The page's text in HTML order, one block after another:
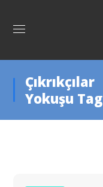
Çıkrıkçılar
Yokuşu Tag